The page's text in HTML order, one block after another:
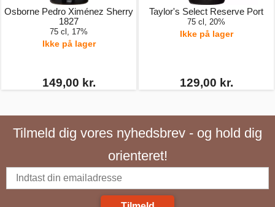
Osborne Pedro Ximénez Sherry
1827
75 cl, 17%
Ikke på lager
149,00 kr.
Taylor's Select Reserve Port
75 cl, 20%
Ikke på lager
129,00 kr.
Tilmeld dig vores nyhedsbrev - og hold dig
orienteret!